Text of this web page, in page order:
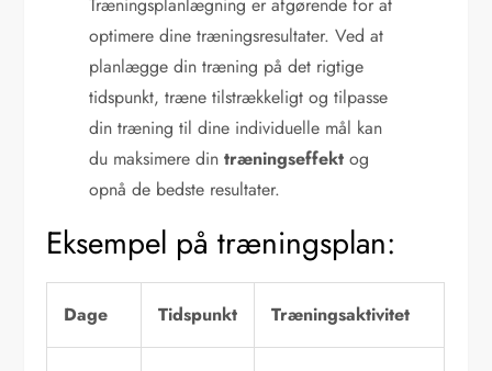
Træningsplanlægning er afgørende for at
optimere dine træningsresultater. Ved at
planlægge din træning på det rigtige
tidspunkt, træne tilstrækkeligt og tilpasse
din træning til dine individuelle mål kan
du maksimere dintræningseffekt og
opnå de bedste resultater.
Eksempel på træningsplan:
Dage Tidspunkt Træningsaktivitet